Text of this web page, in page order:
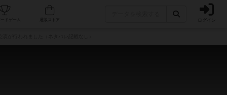
人気ボードゲーム ログイン